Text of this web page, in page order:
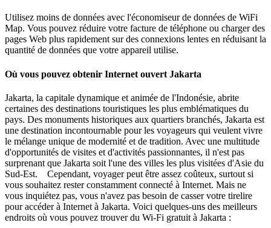
Utilisez moins de données avec l'économiseur de données de WiFi
Map. Vous pouvez réduire votre facture de téléphone ou charger des
pages Web plus rapidement sur des connexions lentes en réduisant la
quantité de données que votre appareil utilise.
Où vous pouvez obtenir Internet ouvert Jakarta
Jakarta, la capitale dynamique et animée de l'Indonésie, abrite
certaines des destinations touristiques les plus emblématiques du
pays. Des monuments historiques aux quartiers branchés, Jakarta est
une destination incontournable pour les voyageurs qui veulent vivre
le mélange unique de modernité et de tradition. Avec une multitude
d'opportunités de visites et d'activités passionnantes, il n'est pas
surprenant que Jakarta soit l'une des villes les plus visitées d'Asie du
Sud-Est. Cependant, voyager peut être assez coûteux, surtout si
vous souhaitez rester constamment connecté à Internet. Mais ne
vous inquiétez pas, vous n'avez pas besoin de casser votre tirelire
pour accéder à Internet à Jakarta. Voici quelques-uns des meilleurs
endroits où vous pouvez trouver du Wi-Fi gratuit à Jakarta :